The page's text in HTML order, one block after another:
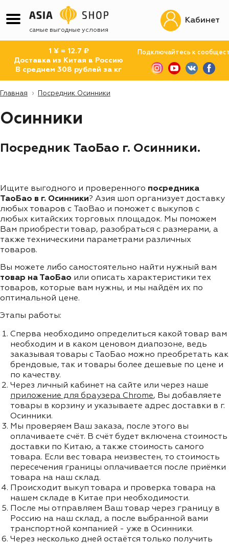
самые выгодные условия
1 ¥ = 12.7 ₽
Доставка из Китая в Россию
В среднем 308 рублей за кг
Подключайтесь к
Кабинет
Главная Посредник Осинники
Осинники
Посредник ТаоБао г. Осинники.
Ищите выгодного и проверенного посредника
ТаоБао в г. Осинники? Азия шоп организует доставку
любых товаров с TaoBao и поможет с выкупов с
любых китайских торговых площадок. Мы поможем
Вам приобрести товар, разобраться с размерами, а
также техническими параметрами различных
товаров.
Вы можете либо самостоятельно найти нужный вам
товар на ТаоБао или описать характеристики тех
товаров, которые вам нужны, и мы найдём их по
оптимальной цене.
Этапы работы:
Сперва необходимо определиться какой товар вам
необходим и в каком ценовом диапозоне, ведь
заказывая товары с ТаоБао можно преобретать как
брендовые, так и товары более дешевые по цене и
по качеству.
Через личный кабинет на сайте или через наше
приложение для браузера Chrome, Вы добавляете
товары в корзину и указываете адрес доставки в г.
Осинники.
Мы проверяем Ваш заказа, после этого вы
оплачиваете счёт. В счёт будет включена стоимость
доставки по Китаю, а также стоимость самого
товара. Если вес товара неизвестен, то стоимость
пересечения границы оплачивается после приёмки
товара на наш склад.
Происходит выкуп товара и проверка товара на
нашем складе в Китае при необходимости.
После мы отправляем Ваш товар через границу в
Россию на наш склад, а после выбранной вами
транспортной компанией - уже в Осинники.
Через несколько дней остаётся только получить